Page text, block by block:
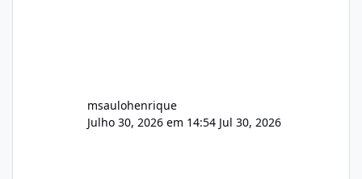
msaulohenrique
Julho 30, 2026 em 14:54 Jul 30, 2026